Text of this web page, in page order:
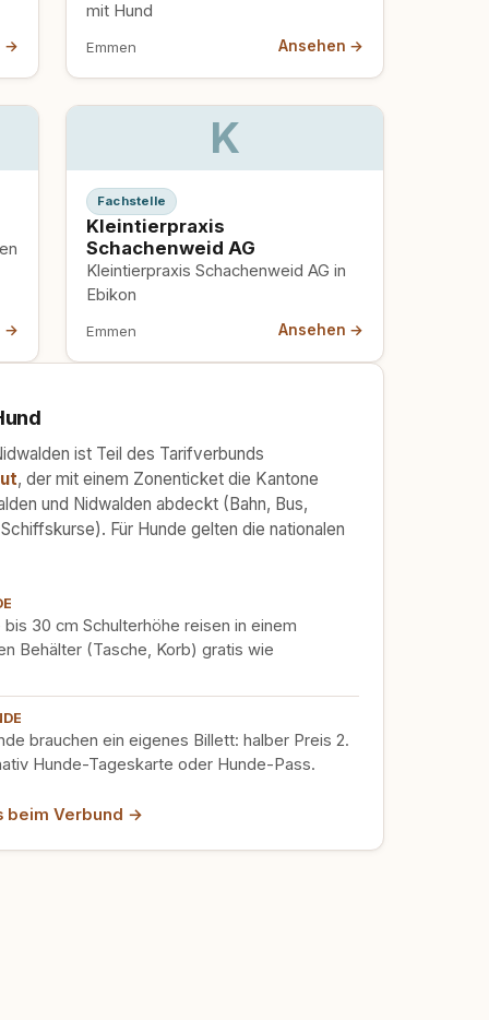
→
mit Hund
Emmen Ansehen →
→
K
Fachstelle
Kleintierpraxis
Schachenweid AG
Kleintierpraxis Schachenweid AG in
Ebikon
Emmen Ansehen →
ist Teil des Tarifverbunds
, der mit einem Zonenticket die Kantone
und Nidwalden abdeckt (Bahn, Bus,
Für Hunde gelten die nationalen
bis 30 cm Schulterhöhe reisen in einem
Behälter (Tasche, Korb) gratis wie
brauchen ein eigenes Billett: halber Preis 2.
Hunde-Tageskarte oder Hunde-Pass.
beim Verbund →